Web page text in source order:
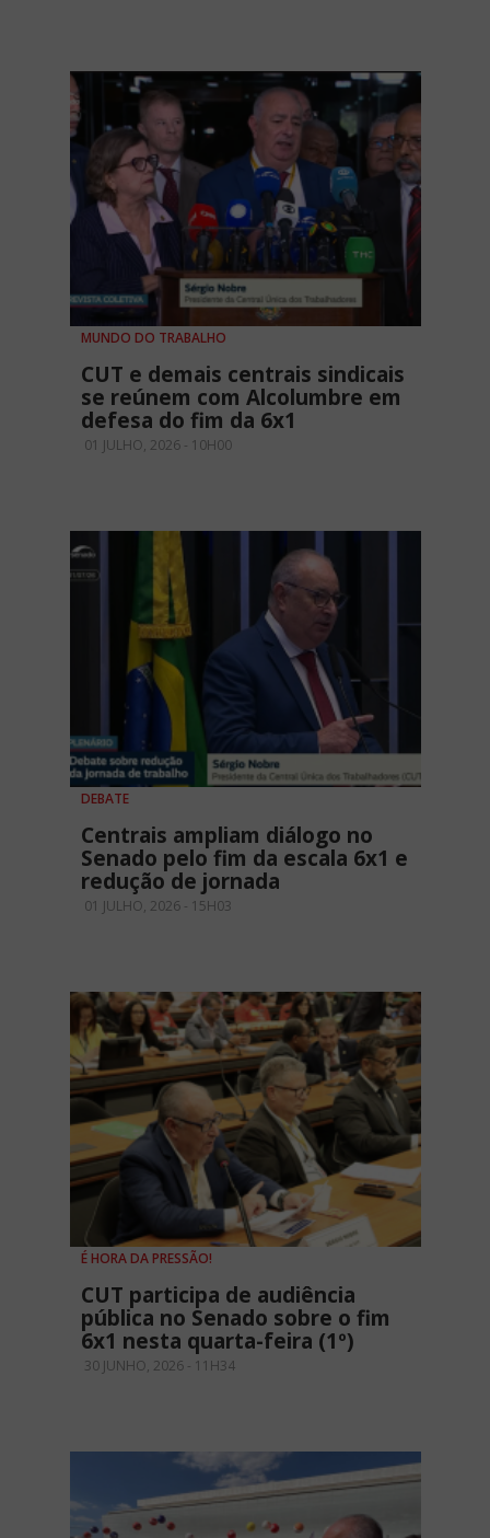
MUNDO DO TRABALHO
CUT e demais centrais sindicais
se reúnem com Alcolumbre em
defesa do fim da 6x1
01 JULHO, 2026 - 10H00
DEBATE
Centrais ampliam diálogo no
Senado pelo fim da escala 6x1 e
redução de jornada
01 JULHO, 2026 - 15H03
É HORA DA PRESSÃO!
CUT participa de audiência
pública no Senado sobre o fim
6x1 nesta quarta-feira (1º)
30 JUNHO, 2026 - 11H34